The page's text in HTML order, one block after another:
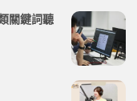
關鍵詞聽